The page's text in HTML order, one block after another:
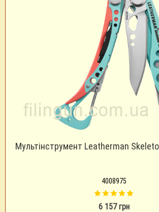
Мультінструмент Leatherman
4008975
6 157 грн